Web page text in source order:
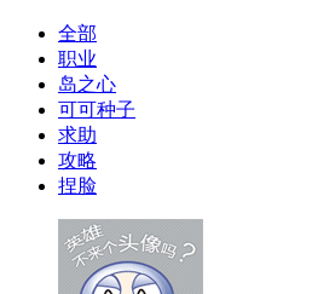
全部
职业
岛之心
可可种子
求助
攻略
捏脸